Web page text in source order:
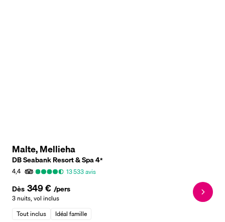
Malte, Mellieha
DB Seabank Resort & Spa4*
4,4
13 533avis
Dès 349 € /pers
3 nuits, vol inclus
Tout inclus
Idéal famille